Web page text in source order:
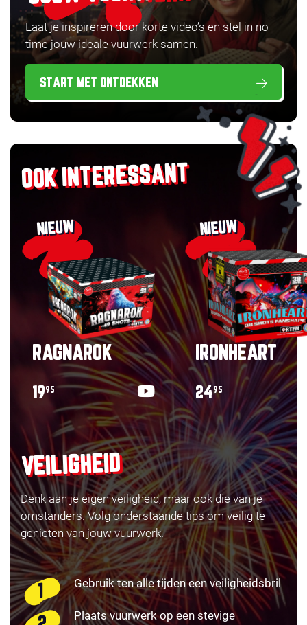
Laat je inspireren door korte video’s en stel in no-
time jouw ideale vuurwerk samen.
START MET ONTDEKKEN
OOK INTERESSANT
NIEUW
RAGNAROK
1995
NIEUW
IRONHEART
2495
VEILIGHEID
Denk aan je eigen veiligheid, maar ook die van je
omstanders. Volg onderstaande tips om veilig te
genieten van jouw vuurwerk.
Gebruik ten alle tijden een veiligheidsbril
Plaats vuurwerk op een stevige